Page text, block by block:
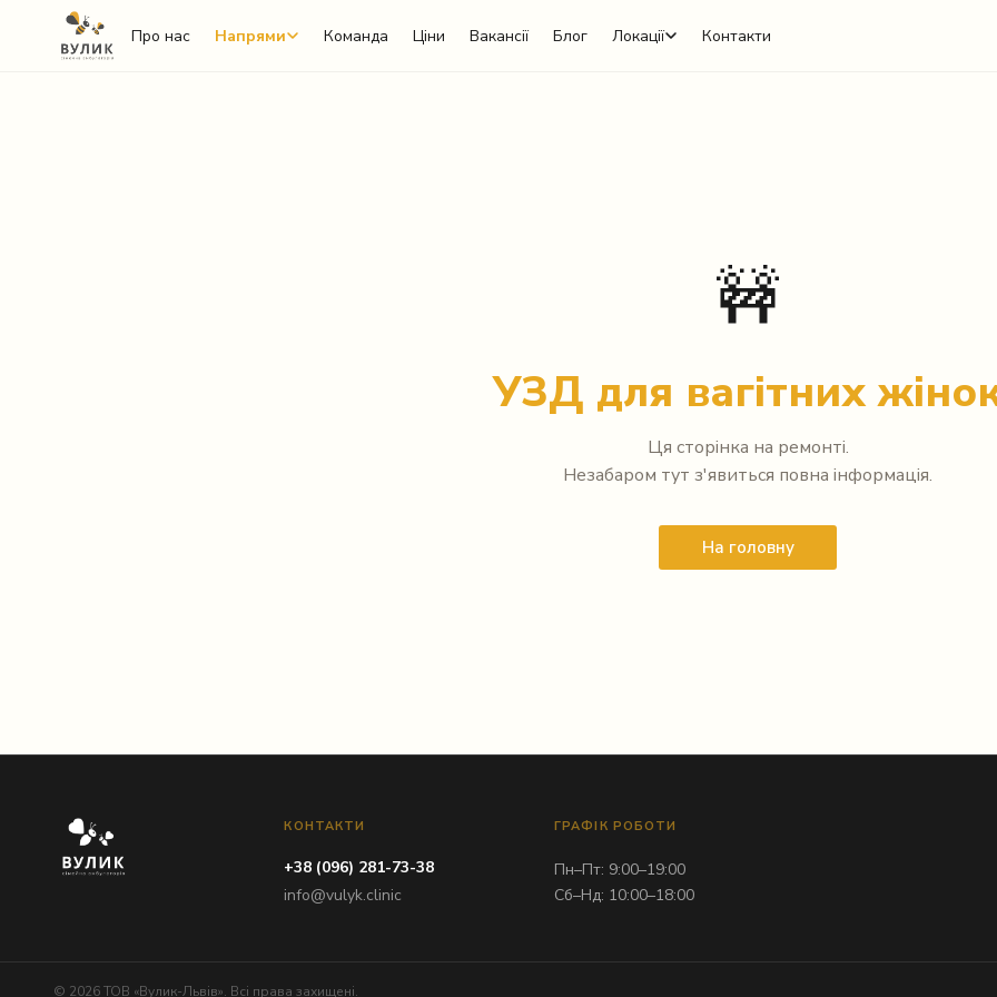
Про нас Напрями Команда Ціни Вакансії Блог Локації Контакти
🚧
УЗД для вагітних
Ця сторінка на ремонті.
Незабаром тут з'явиться повна інформація.
На головну
КОНТАКТИ
+38 (096) 281-73-38
info@vulyk.clinic
ГРАФІК РОБОТИ
Пн–Пт: 9:00–19:00
Сб–Нд: 10:00–18:00
© 2026 ТОВ «Вулик-Львів». Всі права захищені.